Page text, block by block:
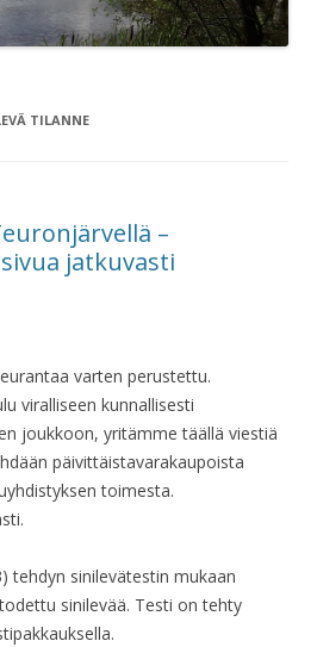
TILANNE
–
jatkuvasti
varten perustettu.
viralliseen kunnallisesti
joukkoon, yritämme täällä viestiä
päivittäistavarakaupoista
toimesta.
tehdyn sinilevätestin mukaan
sinilevää. Testi on tehty